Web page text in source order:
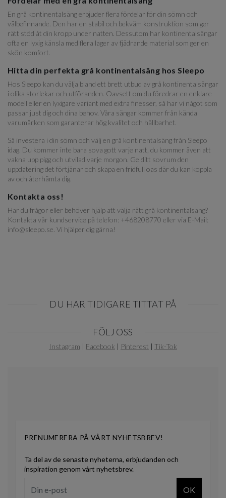
En grå kontinentalsäng erbjuder flera fördelar för din sömn och
välbefinnande. Den har en stabil och bekväm konstruktion som ger
rätt stöd åt din kropp under natten. Dessutom har kontinentalsängar
ofta en lyxig känsla med flera lager av fjädrande material som ger en
skön komfort.
Hitta din perfekta grå kontinentalsäng hos Sleepo
Hos Sleepo kan du välja bland ett brett utbud av grå kontinentalsängar
i olika storlekar och utföranden. Oavsett om du föredrar en enklare
modell eller en lyxigare variant med extra finesser, så har vi något som
passar just dig och dina behov. Våra sängar kommer från kända
varumärken som garanterar hög kvalitet och hållbarhet.
Så investera i din sömn och välj en grå kontinentalsäng från Sleepo
idag. Du kommer inte bara sova gott varje natt, du kommer även att
vakna upp pigg och utvilad varje morgon. Ge ditt sovrum den
uppdatering det förtjänar och skapa en fridfull oas där du kan koppla
av och återhämta dig.
Kontakta oss!
Har du frågor eller behöver hjälp att välja rätt grå kontinentalsäng?
Kontakta vår kundservice på telefon: +468208770 eller via E-Mail:
info@sleepo.se. Vi hjälper dig gärna!
DU HAR TIDIGARE TITTAT PÅ
FÖLJ OSS
Instagram | Facebook | Pinterest | Tik-Tok
PRENUMERERA PÅ VÅRT NYHETSBREV!
Ta del av de senaste nyheterna, erbjudanden och
inspiration genom vårt nyhetsbrev.
OK